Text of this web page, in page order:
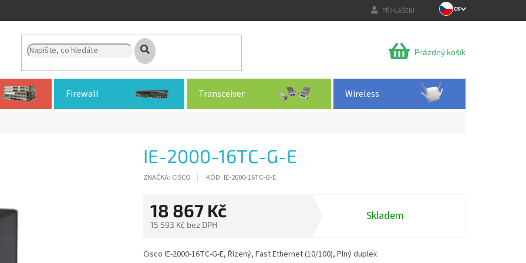
PŘIHLÁŠENÍ CS
NÁKUPNÍ
Prázdný košík
Firewall Transceiver Wireless
IE-2000-16TC-G-E
ZNAČKA: CISCO KÓD: IE-2000-16TC-G-E
18 867 Kč
15 593 Kč bez DPH
cena:
Skladem
Cisco IE-2000-16TC-G-E, Řízený, Fast Ethernet (10/100), Plný duplex